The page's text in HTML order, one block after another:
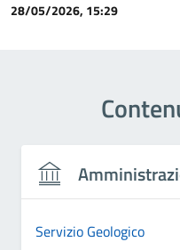
28/05/2026, 15:29
Servizio Geologico